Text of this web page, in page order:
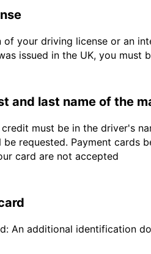
your driving license or an
issued in the UK, you must
and last name of the
must be in the driver's
requested. Payment cards
card are not accepted
An additional identification